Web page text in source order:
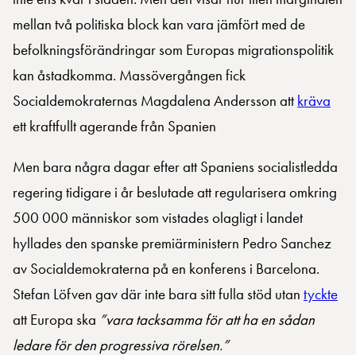
mellan två politiska block kan vara jämfört med de
befolkningsförändringar som Europas migrationspolitik
kan åstadkomma. Massövergången fick
Socialdemokraternas Magdalena Andersson att kräva
ett kraftfullt agerande från Spanien
Men bara några dagar efter att Spaniens socialistledda
regering tidigare i år beslutade att regularisera omkring
500 000 människor som vistades olagligt i landet
hyllades den spanske premiärministern Pedro Sanchez
av Socialdemokraterna på en konferens i Barcelona.
Stefan Löfven gav där inte bara sitt fulla stöd utan tyckte
att Europa ska ”vara tacksamma för att ha en sådan
ledare för den progressiva rörelsen.”